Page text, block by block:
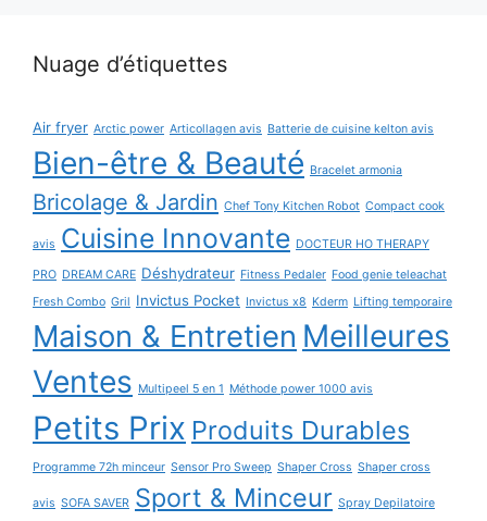
Nuage d’étiquettes
Air fryer Arctic power Articollagen avis Batterie de cuisine kelton avis
Bien-être & Beauté Bracelet armonia
Bricolage & Jardin Chef Tony Kitchen Robot Compact cook
avis Cuisine Innovante DOCTEUR HO THERAPY
PRO DREAM CARE Déshydrateur Fitness Pedaler Food genie teleachat
Fresh Combo Gril Invictus Pocket Invictus x8 Kderm Lifting temporaire
Maison & Entretien Meilleures
Ventes Multipeel 5 en 1 Méthode power 1000 avis
Petits Prix Produits Durables
Programme 72h minceur Sensor Pro Sweep Shaper Cross Shaper cross
avis SOFA SAVER Sport & Minceur Spray Depilatoire